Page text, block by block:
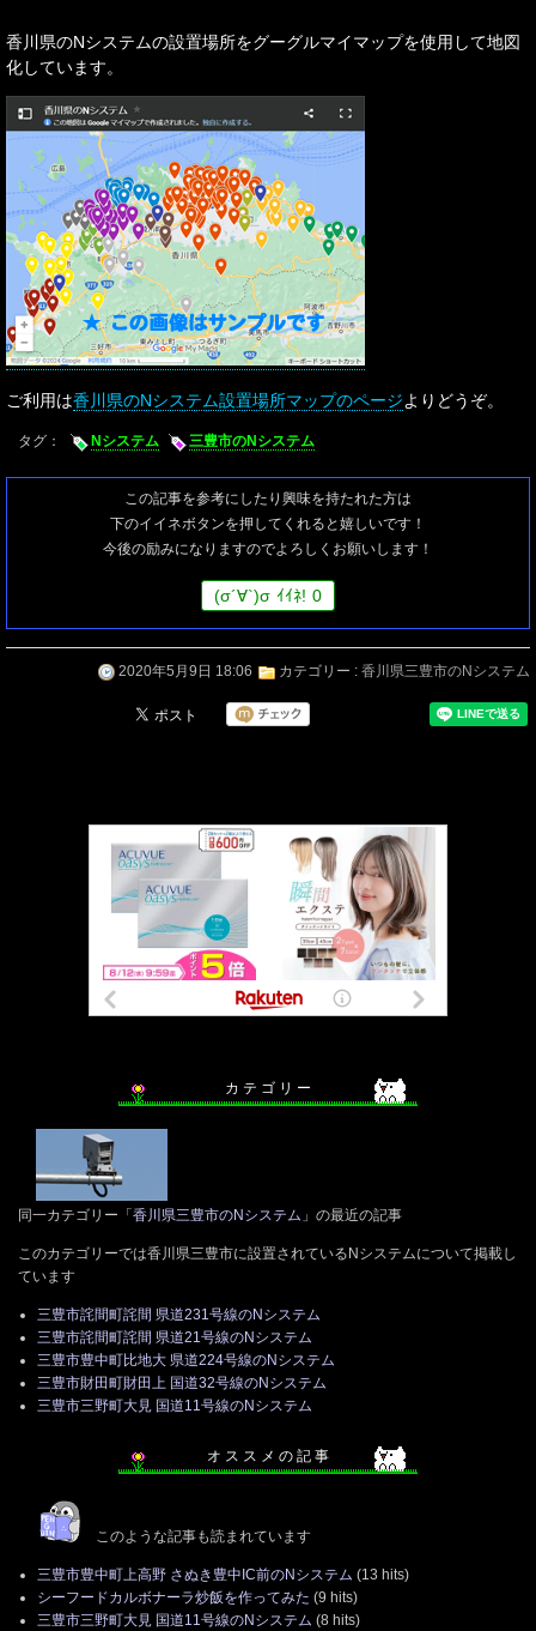
香川県のNシステムの設置場所をグーグルマイマップを使用して地図
化しています。
ご利用は香川県のNシステム設置場所マップのページよりどうぞ。
タグ： Nシステム 三豊市のNシステム
この記事を参考にしたり興味を持たれた方は
下のイイネボタンを押してくれると嬉しいです！
今後の励みになりますのでよろしくお願いします！
(σ´∀`)σ ｲｲﾈ! 0
2020年5月9日 18:06 カテゴリー : 香川県三豊市のNシステム
カ テ ゴ リ ー
同一カテゴリー「 香川県三豊市のNシステム 」の最近の記事
このカテゴリーでは香川県三豊市に設置されているNシステムについて掲載し
ています
三豊市詫間町詫間 県道231号線のNシステム
三豊市詫間町詫間 県道21号線のNシステム
三豊市豊中町比地大 県道224号線のNシステム
三豊市財田町財田上 国道32号線のNシステム
三豊市三野町大見 国道11号線のNシステム
オ ス ス メ の 記 事
このような記事も読まれています
三豊市豊中町上高野 さぬき豊中IC前のNシステム (13 hits)
シーフードカルボナーラ炒飯を作ってみた (9 hits)
三豊市三野町大見 国道11号線のNシステム (8 hits)